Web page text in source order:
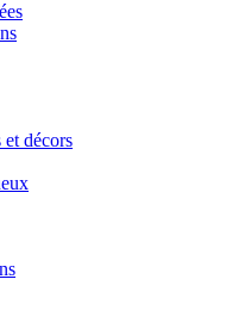
décors